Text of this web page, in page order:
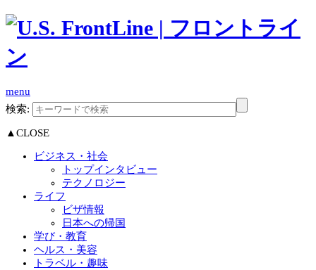
menu
検索:
▲CLOSE
ビジネス・社会
トップインタビュー
テクノロジー
ライフ
ビザ情報
日本への帰国
学び・教育
ヘルス・美容
トラベル・趣味